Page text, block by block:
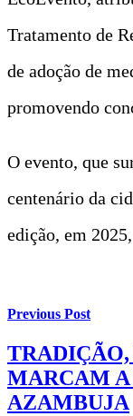
Tratamento de
de adoção de
promovendo
O evento, que
centenário da
edição, em
Previous Post
TRADIÇÃO,
MARCAM
AZAMBUJA